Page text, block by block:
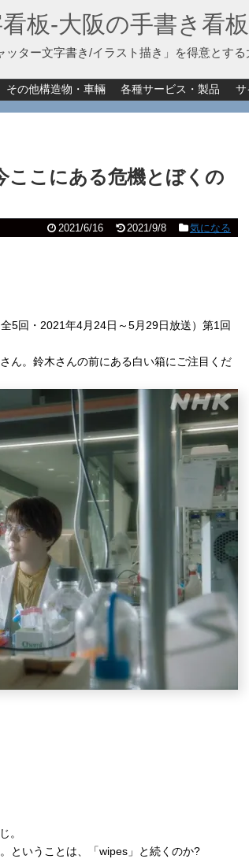
板‐大阪の手書き看
ッター文字書き/イラスト描き」を得意とす
その他構造物・車輛 各種サービス・製品 サ
ここにある危機とぼくの
2021/6/16 2021/9/8 気になる
5回・2021年4月24日～5月29日放送）第1回
ん。鈴木さんの前にある白い箱にご注目くだ
。
ということは、「wipes」と続くのか?